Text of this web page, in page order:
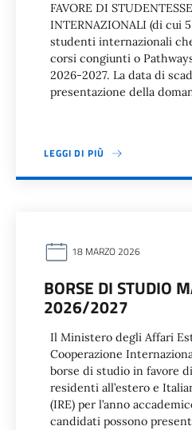
FAVORE DI
INTERNAZIONALI (di cui
studenti internazionali
corsi congiunti o
2026-2027. La data di
presentazione della
LEGGI DI PIÙ
18 MARZO 2026
BORSE DI STUDIO
2026/2027
Il Ministero degli Affari
Cooperazione
borse di studio in favore
residenti all’estero e
(IRE) per l’anno
candidati possono